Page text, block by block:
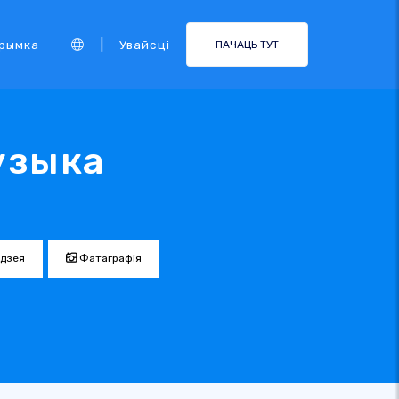
Увайсці ПАЧАЦЬ ТУТ
Фатаграфія